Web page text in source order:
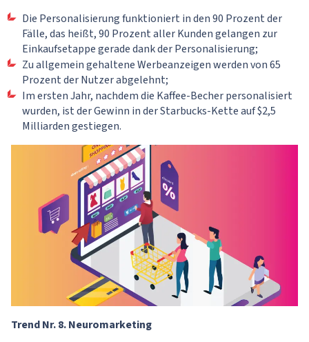
Die Personalisierung funktioniert in den 90 Prozent der
Fälle, das heißt, 90 Prozent aller Kunden gelangen zur
Einkaufsetappe gerade dank der Personalisierung;
Zu allgemein gehaltene Werbeanzeigen werden von 65
Prozent der Nutzer abgelehnt;
Im ersten Jahr, nachdem die Kaffee-Becher personalisiert
wurden, ist der Gewinn in der Starbucks-Kette auf $2,5
Milliarden gestiegen.
Trend Nr. 8. Neuromarketing